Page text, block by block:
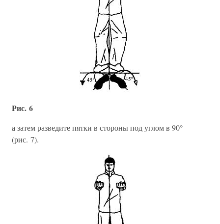
Рис. 6
а затем разведите пятки в стороны под углом в 90°
(рис. 7).